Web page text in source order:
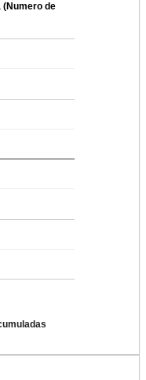
(Numero de